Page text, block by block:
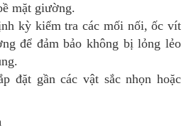
mặt giường.
kỳ kiểm tra các mối nối, ốc vít
để đảm bảo không bị lỏng lẻo
đặt gần các vật sắc nhọn hoặc